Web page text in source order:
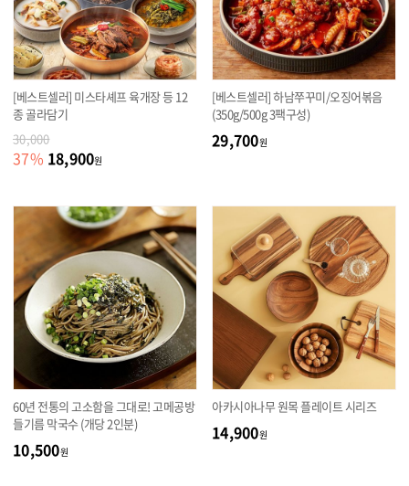
[베스트셀러] 미스타셰프 육개장 등 12
종 골라담기
30,000
37% 18,900원
[베스트셀러] 하남쭈꾸미/오징어볶음
(350g/500g 3팩구성)
29,700원
60년 전통의 고소함을 그대로! 고메공방
들기름 막국수 (개당 2인분)
10,500원
아카시아나무 원목 플레이트 시리즈
14,900원